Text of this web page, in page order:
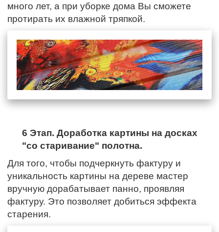
много лет, а при уборке дома Вы сможете
протирать их влажной тряпкой.
6 Этап. Доработка картины на досках
"со старивание" полотна.
Для того, чтобы подчеркнуть фактуру и
уникальность картины на дереве мастер
вручную дорабатывает панно, проявляя
фактуру. Это позволяет добиться эффекта
старения.